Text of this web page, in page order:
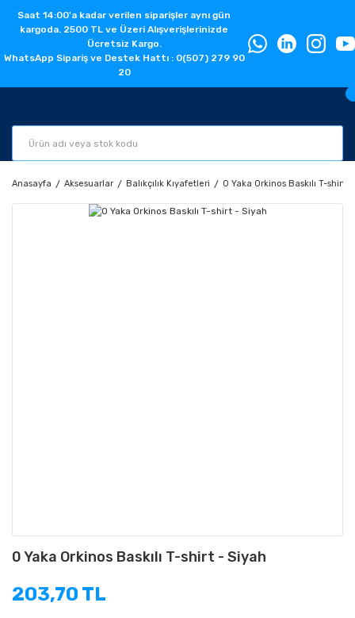
Saat 14:00'a kadar verilen siparişler aynı gün
kargoda. 2500 TL ve Üzeri Alışverişlerinizde
Ücretsiz Kargo.
WhatsApp Sipariş ve Destek Hattı : 0(507) 279 90
20
Anasayfa Aksesuarlar Balıkçılık Kıyafetleri 0 Yaka Orkinos Baskılı T-shirt -
0 Yaka Orkinos Baskılı T-shirt - Siyah
203,70 TL